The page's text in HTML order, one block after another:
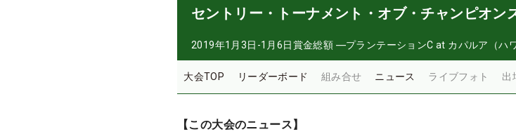
セントリー・トーナメント・オブ・チャンピオン
2019年1月3日-1月6日賞金総額 ―プランテーションC at カパルア（ハワ
大会TOP リーダーボード 組み合せ ニュース ライブフォト 出
【この大会のニュース】